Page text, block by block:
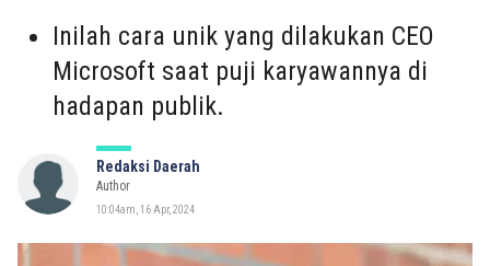
Inilah cara unik yang dilakukan CEO
Microsoft saat puji karyawannya di
hadapan publik.
Redaksi Daerah
Author
10:04am, 16 Apr, 2024